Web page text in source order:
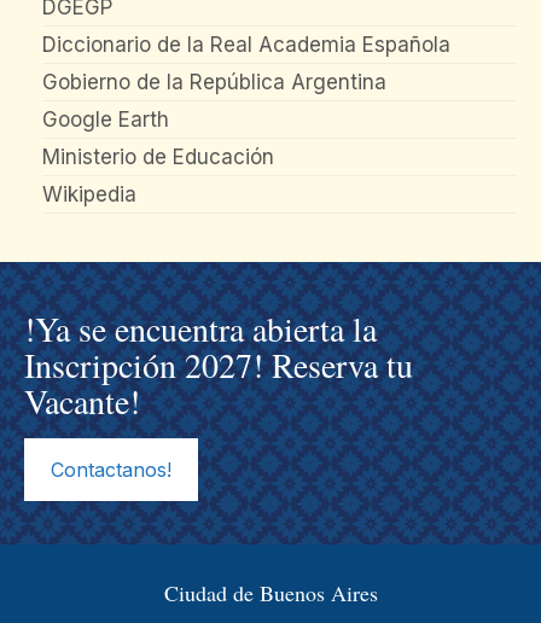
DGEGP
Diccionario de la Real Academia Española
Gobierno de la República Argentina
Google Earth
Ministerio de Educación
Wikipedia
!Ya se encuentra abierta la
Inscripción 2027! Reserva tu
Vacante!
Contactanos!
Ciudad de Buenos Aires